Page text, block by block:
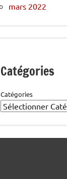
mars 2022
Catégories
Catégories